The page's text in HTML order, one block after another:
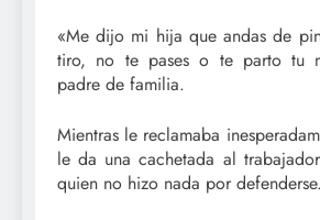
«Me dijo mi hija que andas de
tiro, no te pases o te parto tu
padre de familia.
Mientras le reclamaba
le da una cachetada al
quien no hizo nada por defenderse.